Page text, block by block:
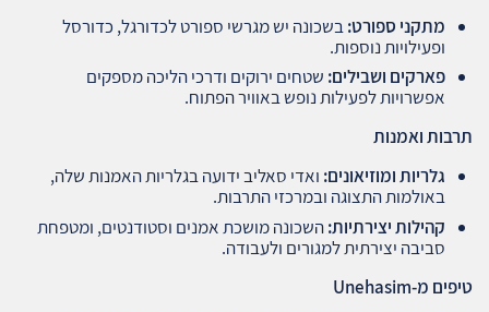
מתקני ספורט:בשכונה יש מגרשי ספורט לכדורגל, כדורסל
ופעילויות נוספות.
פארקים ושבילים: שטחים ירוקים ודרכי הליכה מספקים
אפשרויות לפעילות נופש באוויר הפתוח.
תרבות ואמנות
גלריות ומוזיאונים: ואדי סאליב ידועה בגלריות האמנות שלה,
באולמות התצוגה ובמרכזי התרבות.
קהילות יצירתיות:השכונה מושכת אמנים וסטודנטים, ומטפחת
סביבה יצירתית למגורים ולעבודה.
טיפים מ-Unehasim